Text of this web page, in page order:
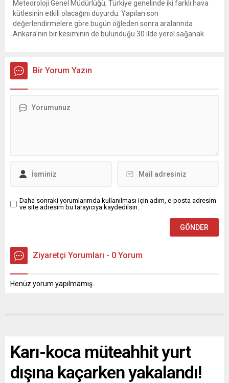
Meteoroloji Genel Müdürlüğü, Türkiye genelinde iki farklı hava
kütlesinin etkili olacağını duyurdu. Yapılan son
değerlendirmelere göre bugün öğleden sonra aralarında
Ankara’nın bir kesiminin de bulunduğu 30 ilde yerel sağanak
üzerine çıkarak yaz değerlerine ulaşacak. Ayrıca...
Bir Yorum Yazın
Daha sonraki yorumlarımda kullanılması için adım, e-posta adresim
ve site adresim bu tarayıcıya kaydedilsin.
Ziyaretçi Yorumları - 0 Yorum
Henüz yorum yapılmamış.
Karı-koca müteahhit yurt
dışına kaçarken yakalandı!